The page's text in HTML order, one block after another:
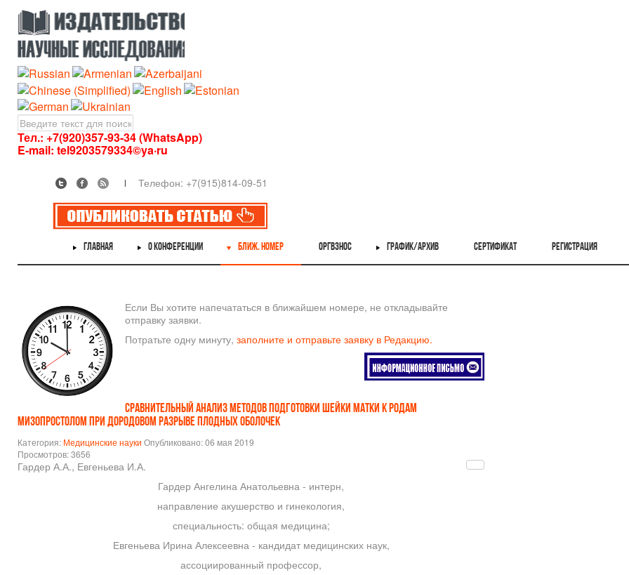
Тел.: +7(920)357-93-34 (WhatsApp)
E-mail: tel9203579334©ya·ru
Телефон: +7(915)814-09-51
ГЛАВНАЯ О КОНФЕРЕНЦИИ БЛИЖ. НОМЕР ОРГВЗНОС ГРАФИК/АРХИВ СЕРТИФИКАТ РЕГИСТРАЦИЯ
Если Вы хотите напечататься в ближайшем номере, не откладывайте
отправку заявки.
Потратьте одну минуту, заполните и отправьте заявку в Редакцию.
СРАВНИТЕЛЬНЫЙ АНАЛИЗ МЕТОДОВ ПОДГОТОВКИ ШЕЙКИ МАТКИ К РОДАМ
МИЗОПРОСТОЛОМ ПРИ ДОРОДОВОМ РАЗРЫВЕ ПЛОДНЫХ ОБОЛОЧЕК
Категория: Медицинские науки Опубликовано: 06 мая 2019
Просмотров: 3656
Гардер А.А., Евгеньева И.А.
Гардер Ангелина Анатольевна - интерн,
направление акушерство и гинекология,
специальность: общая медицина;
Евгеньева Ирина Алексеевна - кандидат медицинских наук,
ассоциированный профессор,